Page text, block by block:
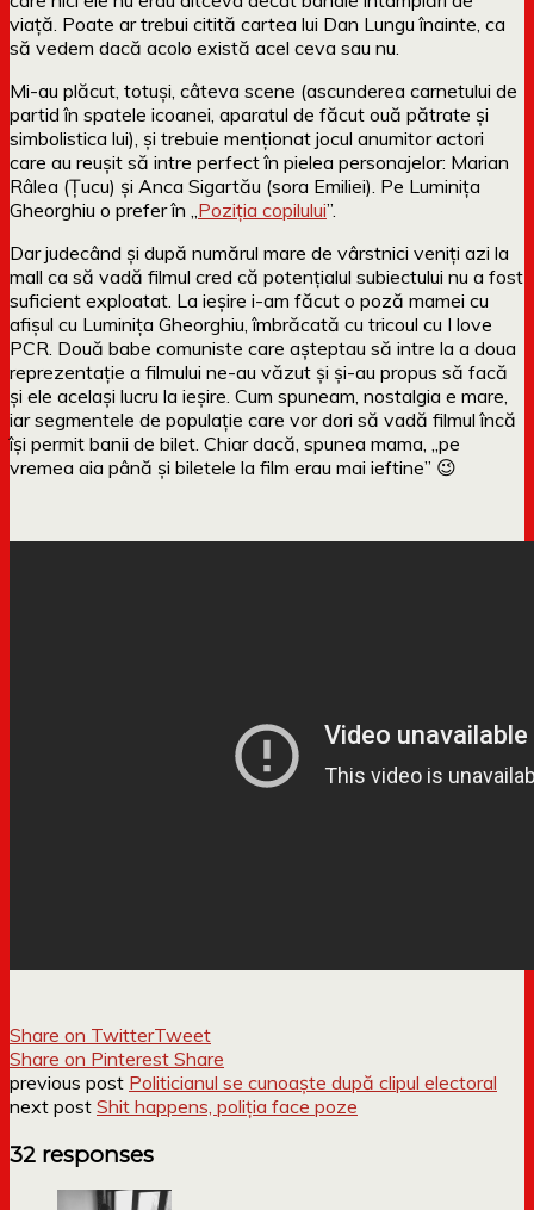
viață. Poate ar trebui citită cartea lui Dan Lungu înainte, ca
să vedem dacă acolo există acel ceva sau nu.
Mi-au plăcut, totuși, câteva scene (ascunderea carnetului de
partid în spatele icoanei, aparatul de făcut ouă pătrate și
simbolistica lui), și trebuie menționat jocul anumitor actori
care au reușit să intre perfect în pielea personajelor: Marian
Râlea (Țucu) și Anca Sigartău (sora Emiliei). Pe Luminița
Gheorghiu o prefer în „ Poziția copilului”.
Dar judecând și după numărul mare de vârstnici veniți azi la
mall ca să vadă filmul cred că potențialul subiectului nu a fost
suficient exploatat. La ieșire i-am făcut o poză mamei cu
afișul cu Luminița Gheorghiu, îmbrăcată cu tricoul cu I love
PCR. Două babe comuniste care așteptau să intre la a doua
reprezentație a filmului ne-au văzut și și-au propus să facă
și ele același lucru la ieșire. Cum spuneam, nostalgia e mare,
iar segmentele de populație care vor dori să vadă filmul încă
își permit banii de bilet. Chiar dacă, spunea mama, „pe
vremea aia până și biletele la film erau mai ieftine” 😉
Share on TwitterTweet
Share on Pinterest Share
previous post Politicianul se cunoaște după clipul electoral
next post Shit happens, poliția face poze
32 responses